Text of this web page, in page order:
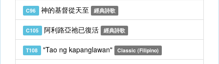
C96 神的基督從天至 經典詩歌
C105 阿利路亞祂已復活 經典詩歌
T108 "Tao ng kapanglawan" Classic (Filipino)